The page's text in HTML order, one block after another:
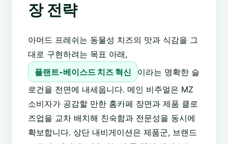
장 전략
아머드 프레쉬는 동물성 치즈의 맛과 식감을 그
대로 구현하려는 목표 아래,
플랜트-베이스드 치즈 혁신
이라는 명확한 슬
로건을 전면에 내세웁니다. 메인 비주얼은 MZ
소비자가 공감할 만한 홈카페 장면과 제품 클로
즈업을 교차 배치해 친숙함과 전문성을 동시에
확보합니다. 상단 내비게이션은 제품군, 브랜드